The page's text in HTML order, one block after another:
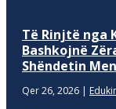
Të Rinjtë nga
Bashkojnë
Shëndetin
Qer 26, 2026 |